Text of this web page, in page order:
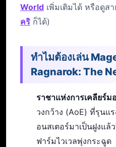
World เพิ่มเติมได้ หรือดูสา
คริ ก็ได้)
ทำไมต้องเล่น
Ragnarok: The
ราชาแห่งการเคลียร์ม
วงกว้าง (AoE) ที่รุนแ
อนสเตอร์มาเป็นฝูงแล้
ฟาร์มไวเวลพุ่งกระฉูด